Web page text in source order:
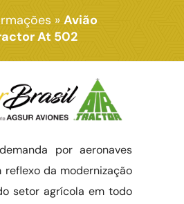
» Avião
At 502
por aeronaves
reflexo da modernização
setor agrícola em todo